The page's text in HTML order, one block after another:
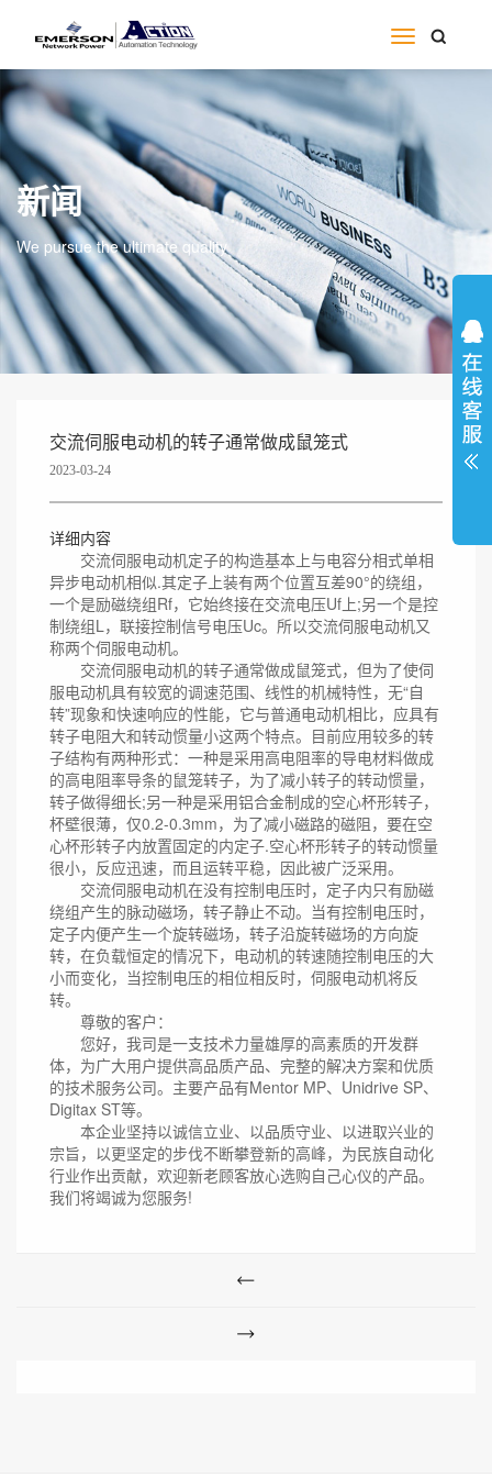
新闻
We pursue the ultimate quality
交流伺服电动机的转子通常做成鼠笼式
2023-03-24
详细内容
交流伺服电动机定子的构造基本上与电容分相式单相
异步电动机相似.其定子上装有两个位置互差90°的绕组，
一个是励磁绕组Rf，它始终接在交流电压Uf上;另一个是控
制绕组L，联接控制信号电压Uc。所以交流伺服电动机又
称两个伺服电动机。
交流伺服电动机的转子通常做成鼠笼式，但为了使伺
服电动机具有较宽的调速范围、线性的机械特性，无“自
转”现象和快速响应的性能，它与普通电动机相比，应具有
转子电阻大和转动惯量小这两个特点。目前应用较多的转
子结构有两种形式：一种是采用高电阻率的导电材料做成
的高电阻率导条的鼠笼转子，为了减小转子的转动惯量，
转子做得细长;另一种是采用铝合金制成的空心杯形转子，
杯壁很薄，仅0.2-0.3mm，为了减小磁路的磁阻，要在空
心杯形转子内放置固定的内定子.空心杯形转子的转动惯量
很小，反应迅速，而且运转平稳，因此被广泛采用。
交流伺服电动机在没有控制电压时，定子内只有励磁
绕组产生的脉动磁场，转子静止不动。当有控制电压时，
定子内便产生一个旋转磁场，转子沿旋转磁场的方向旋
转，在负载恒定的情况下，电动机的转速随控制电压的大
小而变化，当控制电压的相位相反时，伺服电动机将反
转。
尊敬的客户：
您好，我司是一支技术力量雄厚的高素质的开发群
体，为广大用户提供高品质产品、完整的解决方案和优质
的技术服务公司。主要产品有Mentor MP、Unidrive SP、
Digitax ST等。
本企业坚持以诚信立业、以品质守业、以进取兴业的
宗旨，以更坚定的步伐不断攀登新的高峰，为民族自动化
行业作出贡献，欢迎新老顾客放心选购自己心仪的产品。
我们将竭诚为您服务!